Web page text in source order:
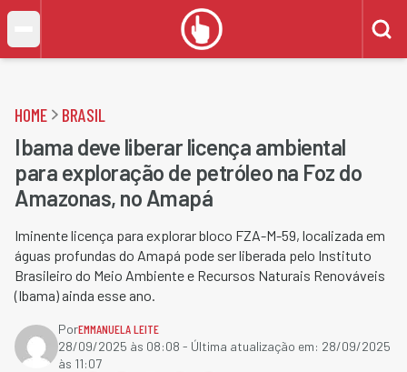
HOME BRASIL
Ibama deve liberar licença ambiental
para exploração de petróleo na Foz do
Amazonas, no Amapá
Iminente licença para explorar bloco FZA-M-59, localizada em
águas profundas do Amapá pode ser liberada pelo Instituto
Brasileiro do Meio Ambiente e Recursos Naturais Renováveis
(Ibama) ainda esse ano.
PorEMMANUELA LEITE
28/09/2025 às 08:08 - Última atualização em: 28/09/2025
às 11:07